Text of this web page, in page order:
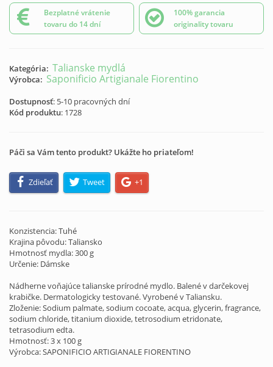
Bezplatné vrátenie
tovaru do 14 dní
100% garancia
originality tovaru
Kategória: Talianske mydlá
Výrobca: Saponificio Artigianale Fiorentino
Dostupnosť: 5-10 pracovných dní
Kód produktu: 1728
Páči sa Vám tento produkt? Ukážte ho priateľom!
Zdieľať Tweet +1
Konzistencia: Tuhé
Krajina pôvodu: Taliansko
Hmotnosť mydla: 300 g
Určenie: Dámske
Nádherne voňajúce talianske prírodné mydlo. Balené vdarčekovej
krabičke. Dermatologicky testované. Vyrobené v Taliansku.
Zloženie: Sodium palmate, sodium cocoate, acqua, glycerin, fragrance,
sodium chloride, titanium dioxide, tetrosodium etridonate,
tetrasodium edta.
Hmotnosť: 3 x 100 g
Výrobca: SAPONIFICIO ARTIGIANALE FIORENTINO